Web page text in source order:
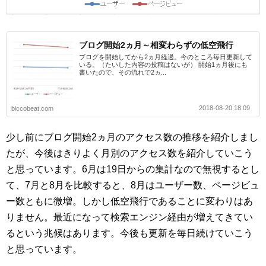
ブログ開始2ヵ月～相変わらずの低空飛行
ブログを開始してから2ヵ月経過。今のところ毎日更新して
いる。（たいした内容の投稿はないが） 開始1ヵ月後にも
書いたので、その流れで2ヵ...
biccobeat.com 2018-08-20 18:09
少し前にブログ開始2ヵ月のアクセス数の推移を紹介しまし
たが、今後はきりよく月別のアクセス数を紹介していこう
と思っています。6月は19日からの集計なので無視するとし
て、7月と8月を比較すると、8月はユーザー数、ページビュ
ー数ともに微増。しかし低空飛行であることに変わりはあ
りません。最近になって検索エンジン経由が増えてきてい
るという兆候はあります。今後も更新を毎日続けていこう
と思っています。